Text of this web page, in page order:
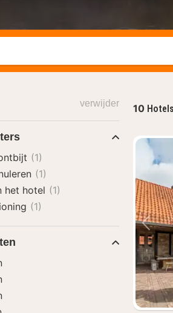
regio of stad
10
verwijder
(1)
(1)
het hotel (1)
(1)